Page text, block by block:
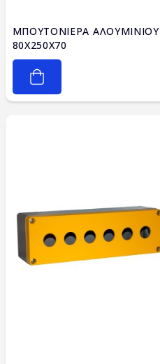
ΜΠΟΥΤΟΝΙΕΡΑ
80X250X70